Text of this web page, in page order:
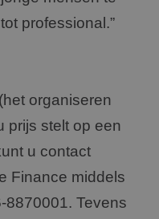
professional.”
organiseren
prijs stelt op een
u contact
Finance middels
8870001. Tevens